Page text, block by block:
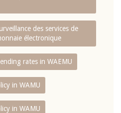
des services de
électronique
rates in WAEMU
in WAMU
in WAMU